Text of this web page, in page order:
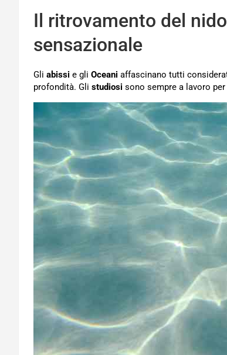
Il ritrovamento del
sensazionale
Gli abissi e gli Oceani affascinano tutti
profondità. Gli studiosi sono sempre a lavoro